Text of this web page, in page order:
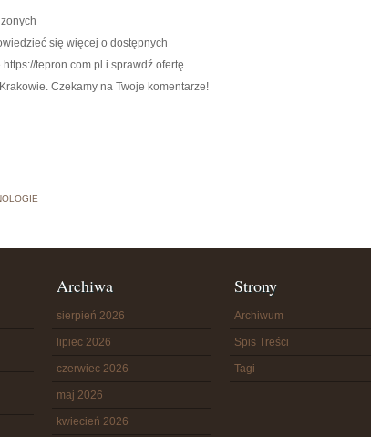
się więcej o dostępnych
tepron.com.pl i sprawdź ofertę
Czekamy na Twoje komentarze!
Archiwa
sierpień 2026
lipiec 2026
czerwiec 2026
maj 2026
kwiecień 2026
Strony
Archiwum
Spis Treści
Tagi